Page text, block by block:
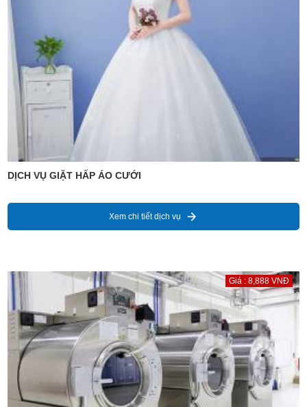
DỊCH VỤ GIẶT HẤP ÁO CƯỚI
Xem chi tiết dịch vụ
Giá : 8,888 VNĐ